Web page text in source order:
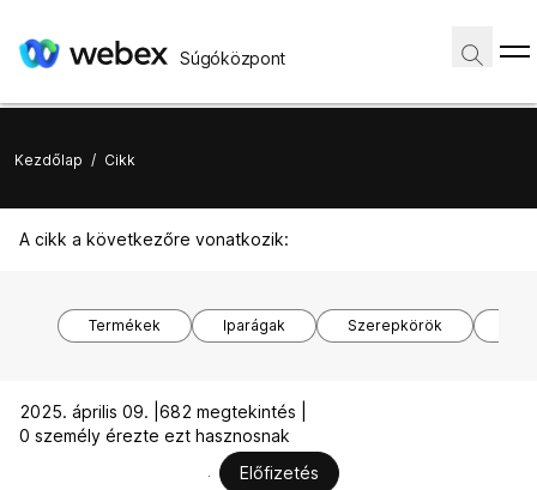
Súgóközpont
Kezdőlap / Cikk
A cikk a következőre vonatkozik:
Termékek Iparágak Szerepkörök
2025. április 09. | 682 megtekintés |
0 személy érezte ezt hasznosnak
Előfizetés